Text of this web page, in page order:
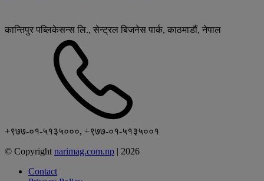
कान्तिपुर पब्लिकेसन्स लि., सेन्ट्रल बिजनेस पार्क, काठमाडौं, नेपाल
+९७७-०१-५१३५०००, +९७७-०१-५१३५००१
© Copyright narimag.com.np | 2026
Contact